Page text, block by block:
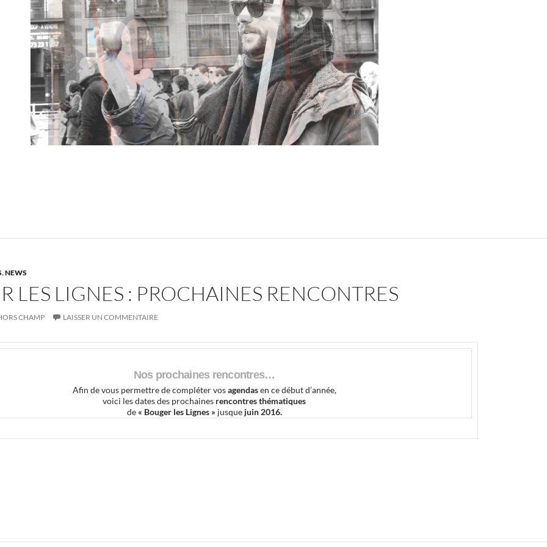
,NEWS
LES LIGNES : PROCHAINES RENCONTRES
CHAMP LAISSER UN COMMENTAIRE
Nos prochaines rencontres…
Afin de vous permettre de compléter vosagendasen ce début d’année,
voici les dates des prochaines rencontres thématiques
de « Bouger les Lignes » jusquejuin 2016.